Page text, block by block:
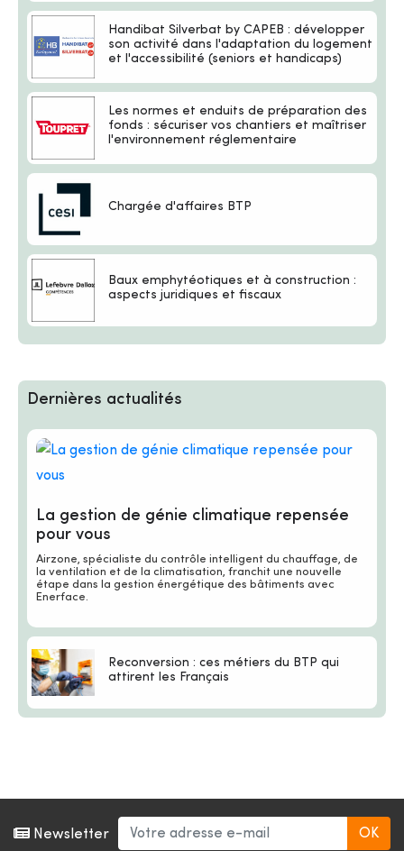
Handibat Silverbat by CAPEB : développer
son activité dans l'adaptation du logement
et l'accessibilité (seniors et handicaps)
Les normes et enduits de préparation des
fonds : sécuriser vos chantiers et maîtriser
l'environnement réglementaire
Chargée d'affaires BTP
Baux emphytéotiques et à construction :
aspects juridiques et fiscaux
Dernières actualités
La gestion de génie climatique repensée
pour vous
Airzone, spécialiste du contrôle intelligent du chauffage, de
la ventilation et de la climatisation, franchit une nouvelle
étape dans la gestion énergétique des bâtiments avec
Enerface.
Reconversion : ces métiers du BTP qui
attirent les Français
Newsletter